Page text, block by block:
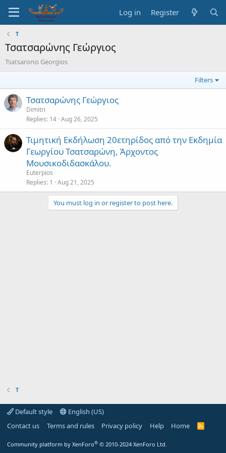
Log in Register
Τ
Τσατσαρώνης Γεώργιος
Tsatsaronis Georgios
Filters
Τσατσαρώνης Γεώργιος
Dimitri
Replies 14 Aug 26, 2025
Τιμητική Εκδήλωση 20ετηρίδος από την Εκδημία
Γεωργίου Τσατσαρώνη, Άρχοντος
Μουσικοδιδασκάλου.
Euterpios
Replies 1 Aug 21, 2025
You must log in or register to post here.
Τ
Default style
English (US)
Contact us
Terms and rules Privacy policy Help Home
R
Community platform by XenForo® © 2010-2024 XenForo Ltd.